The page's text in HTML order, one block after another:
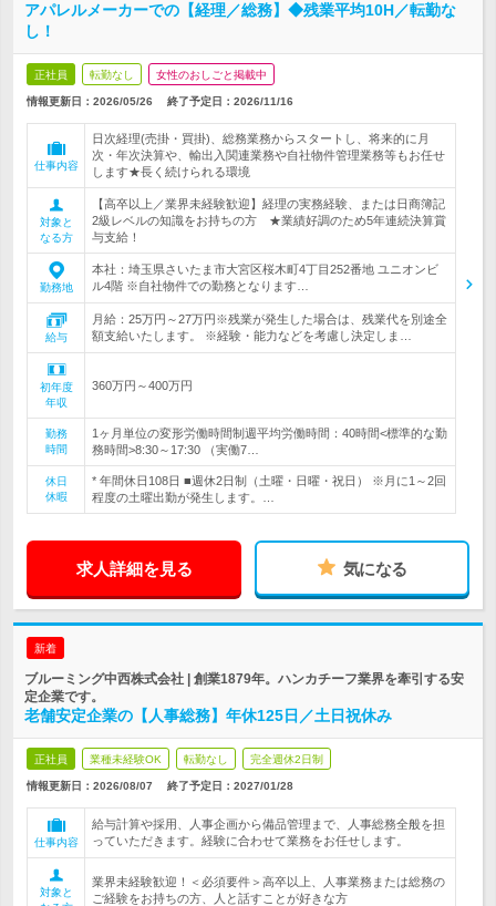
アパレルメーカーでの【経理／総務】◆残業平均10H／転勤な
し！
正社員 転勤なし 女性のおしごと掲載中
情報更新日：2026/05/26 終了予定日： 2026/11/16
仕事内容
日次経理(売掛・買掛)、総務業務からスタートし、将来的に月
次・年次決算や、輸出入関連業務や自社物件管理業務等もお任せ
します★長く続けられる環境
対象と
なる方
【高卒以上／業界未経験歓迎】経理の実務経験、または日商簿記
2級レベルの知識をお持ちの方 ★業績好調のため5年連続決算賞
与支給！
勤務地
本社：埼玉県さいたま市大宮区桜木町4丁目252番地 ユニオンビ
ル4階 ※自社物件での勤務となります…
給与
月給：25万円～27万円※残業が発生した場合は、残業代を別途全
額支給いたします。 ※経験・能力などを考慮し決定しま…
初年度
年収
360万円～400万円
勤務
時間
1ヶ月単位の変形労働時間制週平均労働時間：40時間<標準的な勤
務時間>8:30～17:30 （実働7…
休日
休暇
* 年間休日108日 ■週休2日制（土曜・日曜・祝日） ※月に1～2回
程度の土曜出勤が発生します。…
求人詳細を見る 気になる
新着
ブルーミング中西株式会社 | 創業1879年。ハンカチーフ業界を牽引する安
定企業です。
老舗安定企業の【人事総務】年休125日／土日祝休み
正社員 業種未経験OK 転勤なし 完全週休2日制
情報更新日：2026/08/07 終了予定日： 2027/01/28
仕事内容
給与計算や採用、人事企画から備品管理まで、人事総務全般を担
っていただきます。経験に合わせて業務をお任せします。
対象と
業界未経験歓迎！＜必須要件＞高卒以上、人事業務または総務の
ご経験をお持ちの方、人と話すことが好きな方